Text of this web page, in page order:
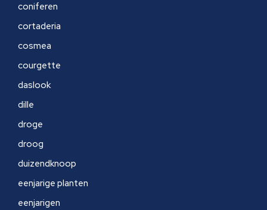
coniferen
cortaderia
cosmea
courgette
daslook
dille
droge
droog
duizendknoop
eenjarige planten
eenjarigen